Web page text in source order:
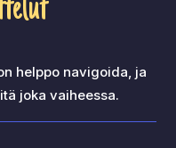
helppo navigoida, ja
joka vaiheessa.